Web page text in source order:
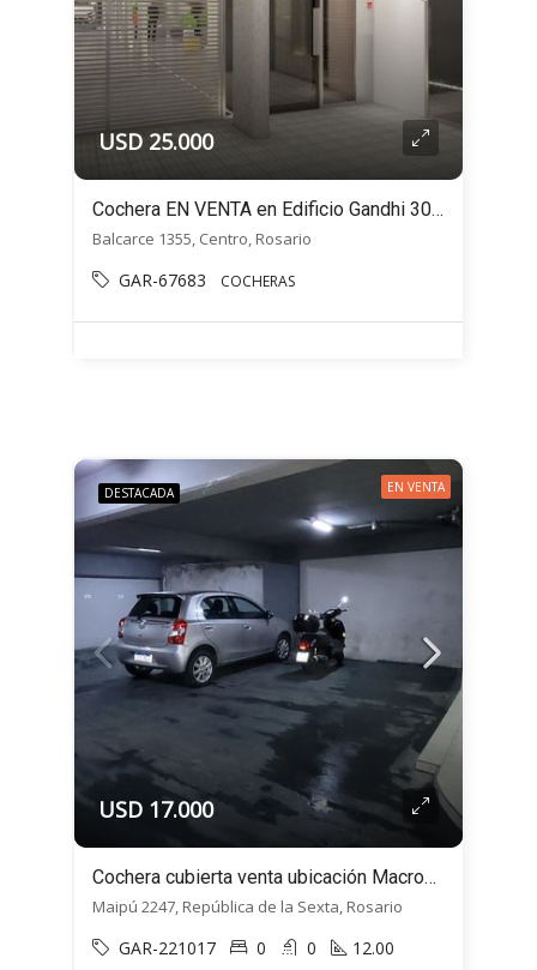
USD 25.000
Cochera EN VENTA en Edificio Gandhi 30 – Balcarce 1355, Centro de Rosario
Balcarce 1355, Centro, Rosario
GAR-67683 COCHERAS
DESTACADA EN VENTA
USD 17.000
Cochera cubierta venta ubicación Macrocentro Rosario Calle MAIPÙ 2247 Re Sexta
Maipú 2247, República de la Sexta, Rosario
GAR-221017 0 0 12.00